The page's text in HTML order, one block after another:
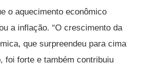
o aquecimento econômico
a inflação. “O crescimento da
que surpreendeu para cima
foi forte e também contribuiu